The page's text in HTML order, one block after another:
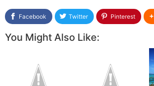
Facebook Twitter Pinterest
You Might Also Like: